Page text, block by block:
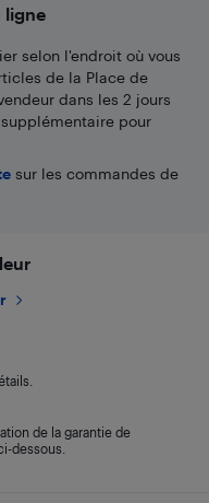
ligne
selon l'endroit où vous
de la Place de
dans les 2 jours
pour
sur les commandes de
de la garantie de
dessous.